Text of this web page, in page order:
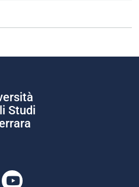
Studi
Youtube